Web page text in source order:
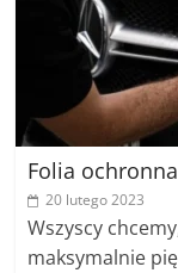
Folia
20 lutego 2023
Wszyscy
maksymalnie